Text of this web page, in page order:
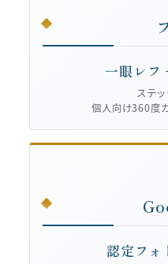
一眼レフ
ステ
個人向け360度
認定フォ